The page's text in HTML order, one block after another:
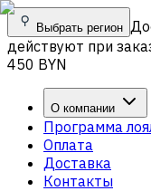
Выбрать регион
действуют при
450 BYN
О компании
Программа
Оплата
Доставка
Контакты